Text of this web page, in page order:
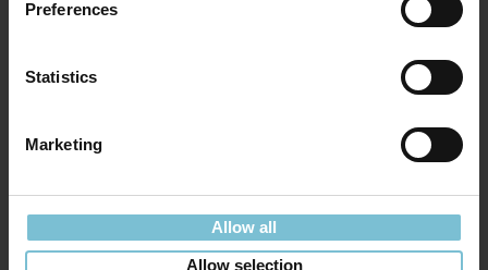
Preferences
Statistics
Marketing
Allow all
Allow selection